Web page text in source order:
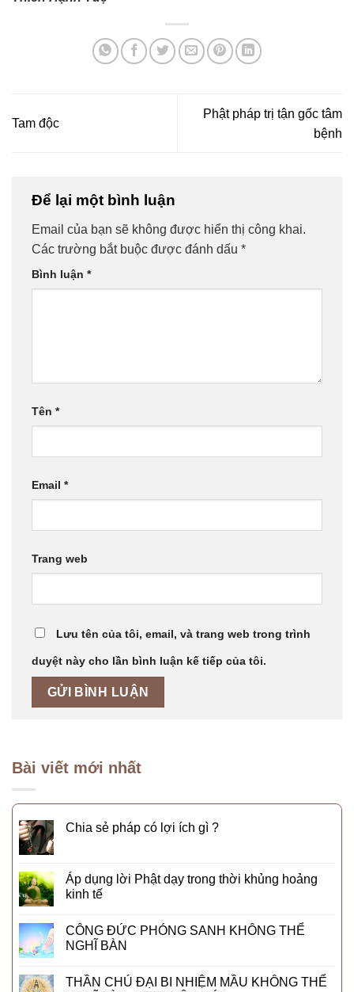
Tam độc
Phật pháp trị tận gốc tâm
bệnh
Để lại một bình luận
Email của bạn sẽ không được hiển thị công khai.
Các trường bắt buộc được đánh dấu *
Bình luận *
Tên *
Email *
Trang web
Lưu tên của tôi, email, và trang web trong trình
duyệt này cho lần bình luận kế tiếp của tôi.
Bài viết mới nhất
Chia sẻ pháp có lợi ích gì ?
Áp dụng lời Phật dạy trong thời khủng hoảng
kinh tế
CÔNG ĐỨC PHÓNG SANH KHÔNG THỂ
NGHĨ BÀN
THẦN CHÚ ĐẠI BI NHIỆM MẦU KHÔNG THỂ